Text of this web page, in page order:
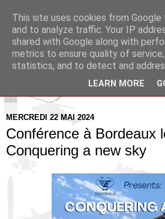
Pax Aquitania
Blog d'actualité et d'analyse
MERCREDI 22 MAI 2024
Conférence à Bordeaux
Conquering a new sky
This site uses cookies from
and to analyze traffic. Your IP
shared with Google along with
metrics to ensure quality of
statistics, and to detect and
LEARN MORE